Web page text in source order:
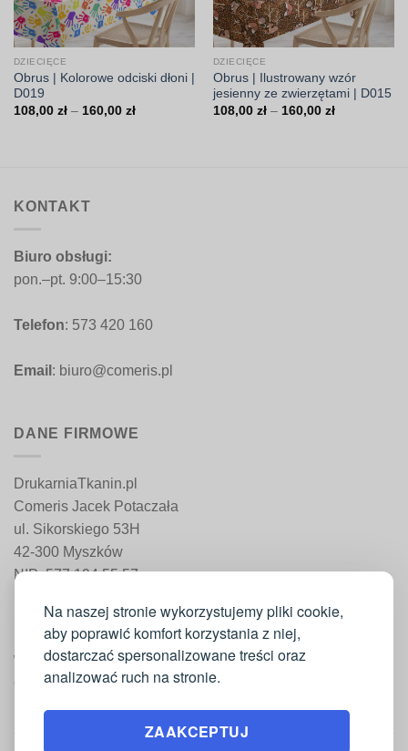
Na naszej stronie wykorzystujemy pliki cookie,
aby poprawić komfort korzystania z niej,
dostarczać spersonalizowane treści oraz
analizować ruch na stronie.
ZAAKCEPTUJ
DZIECIĘCE
Obrus | Kolorowe odciski dłoni |
D019
108,00 zł – 160,00 złZakres
DZIECIĘCE
Obrus | Ilustrowany wzór
jesienny ze zwierzętami | D015
108,00 zł – 160,00 złZakres
KONTAKT
Biuro obsługi:
pon.–pt. 9:00–15:30
Telefon: 573 420 160
Email : biuro@comeris.pl
DANE FIRMOWE
DrukarniaTkanin.pl
Comeris Jacek Potaczała
ul. Sikorskiego 53H
42-300 Myszków
NIP: 577 194 55 57
WAŻNE INFORMACJE
Moje konto